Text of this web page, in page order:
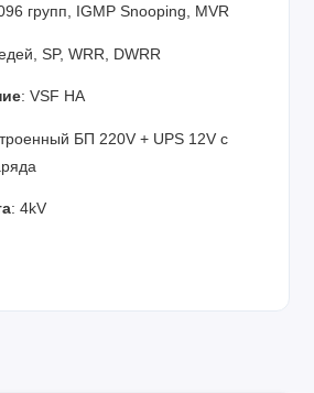
групп, IGMP Snooping, MVR
SP, WRR, DWRR
: VSF HA
БП 220V + UPS 12V с
: 4kV